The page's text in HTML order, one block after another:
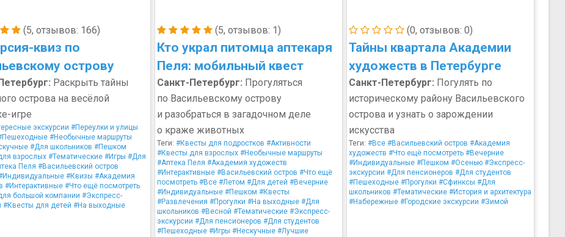
(5, отзывов: 166)
квиз по
острову
Раскрыть тайны
острова на весёлой
игре
экскурсии #Переулки и улицы
#Необычные маршруты
#Для школьников #Пешком
взрослых #Тематические #Игры #Для
Пеля #Васильевский остров
#Квизы #Академия
#Интерактивные #Что ещё посмотреть
большой компании #Экспресс-
#Квесты для детей #На выходные
(5, отзывов: 1)
Кто украл питомца аптекаря
Пеля: мобильный квест
Санкт-Петербург: Прогуляться
по Васильевскому острову
и разобраться в загадочном деле
о краже животных
Теги: #Квесты для подростков #Активности
#Квесты для взрослых #Необычные маршруты
#Аптека Пеля #Академия художеств
#Интерактивные #Васильевский остров #Что ещё
посмотреть #Все #Летом #Для детей #Вечерние
#Индивидуальные #Пешком #Квесты
#Развлечения #Прогулки #На выходные #Для
школьников #Весной #Тематические #Экспресс-
экскурсии #Для пенсионеров #Для студентов
#Пешеходные #Игры #Нескучные #Лучшие
(0, отзывов: 0)
Тайны квартала Академии
художеств в Петербурге
Санкт-Петербург: Погулять по
историческому району Васильевского
острова и узнать о зарождении
искусства
Теги: #Все #Васильевский остров #Академия
художеств #Что ещё посмотреть #Вечерние
#Индивидуальные #Пешком #Осенью #Экспресс-
экскурсии #Для пенсионеров #Для студентов
#Пешеходные #Прогулки #Сфинксы #Для
школьников #Тематические #История и архитектура
#Набережные #Городские экскурсии #Зимой